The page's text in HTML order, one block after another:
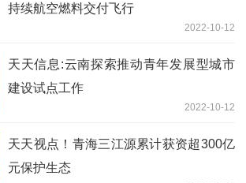
持续航空燃料交付飞行
2022-10-12
天天信息:云南探索推动青年发展型城市
建设试点工作
2022-10-12
天天视点！青海三江源累计获资超300亿
元保护生态